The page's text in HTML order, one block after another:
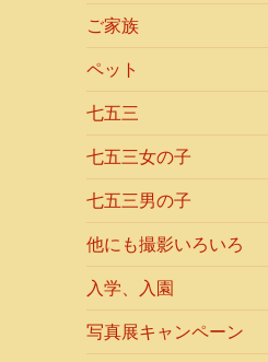
ご家族
ペット
七五三
七五三女の子
七五三男の子
他にも撮影いろいろ
入学、入園
写真展キャンペーン